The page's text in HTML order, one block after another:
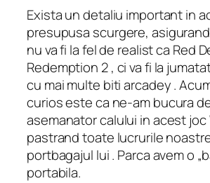
Exista un detaliu important in
presupusa scurgere,
nu va fi la fel de realist ca Red
Redemption 2 , ci va fi la
cu mai multe biti arcadey .
curios este ca ne-am bucura
asemanator calului in acest joc
pastrand toate lucrurile
portbagajul lui . Parca avem o
portabila.